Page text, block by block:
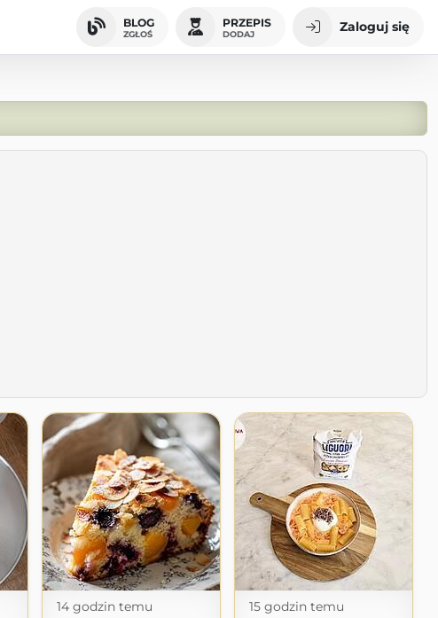
BLOG
ZGŁOŚ
PRZEPIS
DODAJ Zaloguj się
14 godzin temu
15 godzin temu